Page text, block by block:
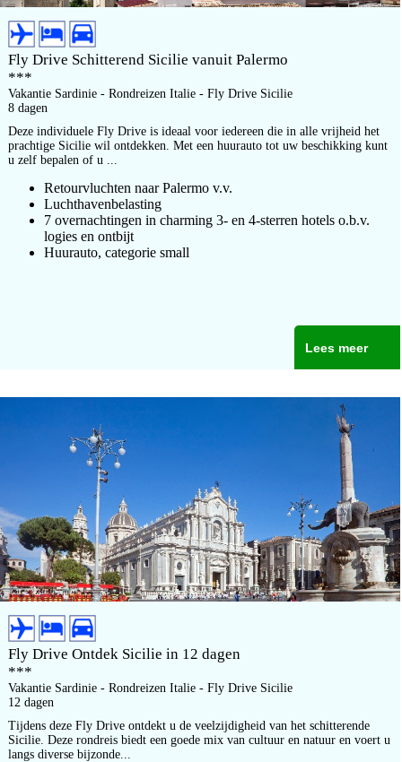
Fly Drive Schitterend Sicilie vanuit Palermo
***
Vakantie Sardinie - Rondreizen Italie - Fly Drive Sicilie
8 dagen
Deze individuele Fly Drive is ideaal voor iedereen die in alle vrijheid het
prachtige Sicilie wil ontdekken. Met een huurauto tot uw beschikking kunt
u zelf bepalen of u ...
Retourvluchten naar Palermo v.v.
Luchthavenbelasting
7 overnachtingen in charming 3- en 4-sterren hotels o.b.v.
logies en ontbijt
Huurauto, categorie small
Lees meer
Fly Drive Ontdek Sicilie in 12 dagen
***
Vakantie Sardinie - Rondreizen Italie - Fly Drive Sicilie
12 dagen
Tijdens deze Fly Drive ontdekt u de veelzijdigheid van het schitterende
Sicilie. Deze rondreis biedt een goede mix van cultuur en natuur en voert u
langs diverse bijzonde...